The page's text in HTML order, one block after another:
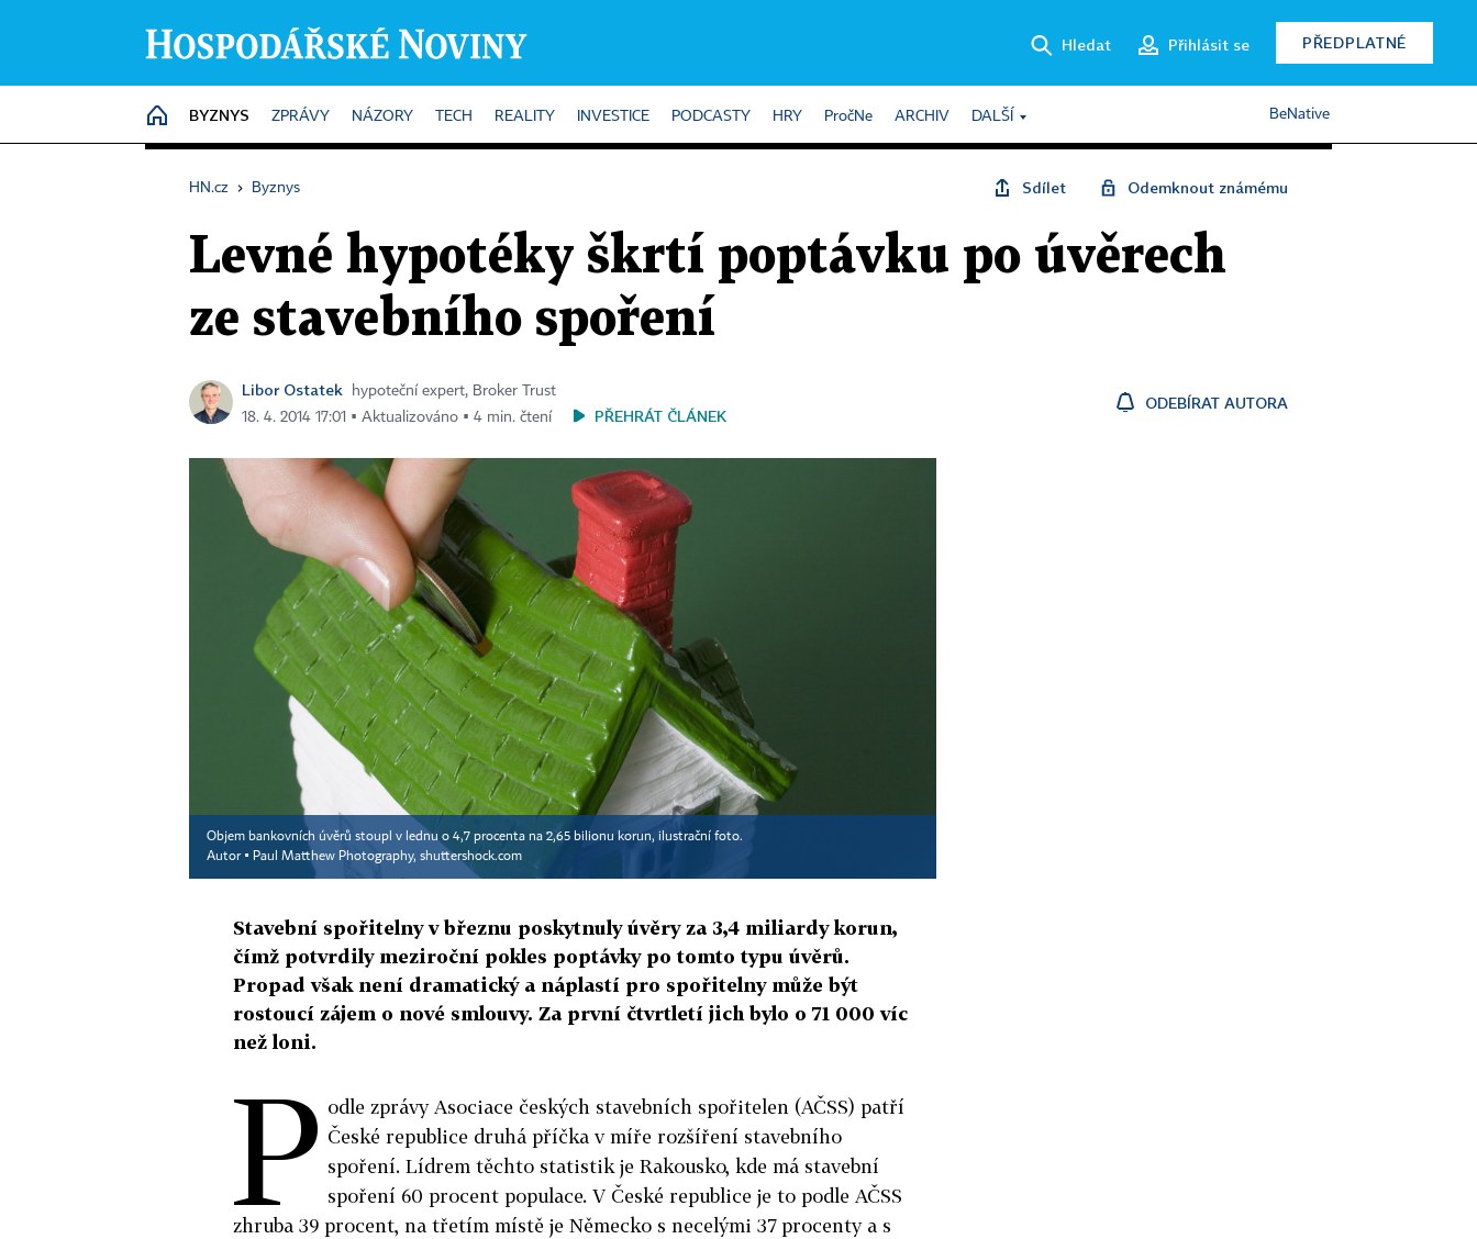
Hledat Přihlásit se PŘEDPLATNÉ
HOME
BYZNYS ZPRÁVY NÁZORY TECH REALITY INVESTICE PODCASTY HRY PročNe ARCHIV DALŠÍ BeNative
HN.cz › Byznys Sdílet Odemknout známému
Levné hypotéky škrtí poptávku po úvěrech
ze stavebního spoření
Libor Ostatek
hypoteční expert, Broker Trust
18. 4. 2014 17:01 ▪ Aktualizováno ▪ 4 min. čtení
PŘEHRÁT ČLÁNEK
ODEBÍRAT AUTORA
Objem bankovních úvěrů stoupl v lednu o 4,7 procenta na 2,65 bilionu korun, ilustrační foto.
Autor ▪ Paul Matthew Photography, shuttershock.com
Stavební spořitelny v březnu poskytnuly úvěry za 3,4 miliardy korun,
čímž potvrdily meziroční pokles poptávky po tomto typu úvěrů.
Propad však není dramatický a náplastí pro spořitelny může být
rostoucí zájem o nové smlouvy. Za první čtvrtletí jich bylo o 71 000 víc
než loni.
P odle zprávy Asociace českých stavebních spořitelen (AČSS) patří
České republice druhá příčka v míře rozšíření stavebního
spoření. Lídrem těchto statistik je Rakousko, kde má stavební
spoření 60 procent populace. V České republice je to podle AČSS
zhruba 39 procent, na třetím místě je Německo s necelými 37 procenty a s